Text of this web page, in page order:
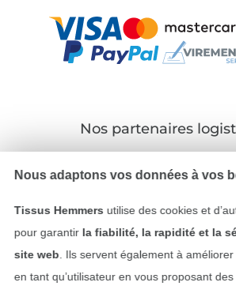
Nos partenaires
Mentions légales
Passer à la boutique allemande
Nous adaptons vos données à vos
Tissus Hemmers utilise des cookies et
pour garantir la fiabilité, la rapidité et la
site web . Ils servent également à
en tant qu’utilisateur en vous proposant